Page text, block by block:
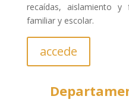
recaídas, aislamiento y
familiar y escolar.
accede